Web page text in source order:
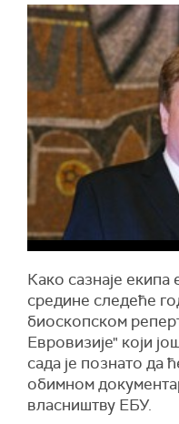
Како сазнаје
средине следеће
биоскопском
Евровизије" који
сада је познато да
обимном
власништву ЕБУ.